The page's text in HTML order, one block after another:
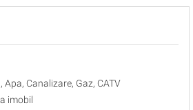
Canalizare, Gaz, CATV
imobil